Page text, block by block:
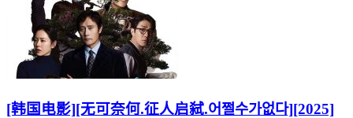
[韩国电影][无可奈何.征人启弑.어쩔수가없다][2025]